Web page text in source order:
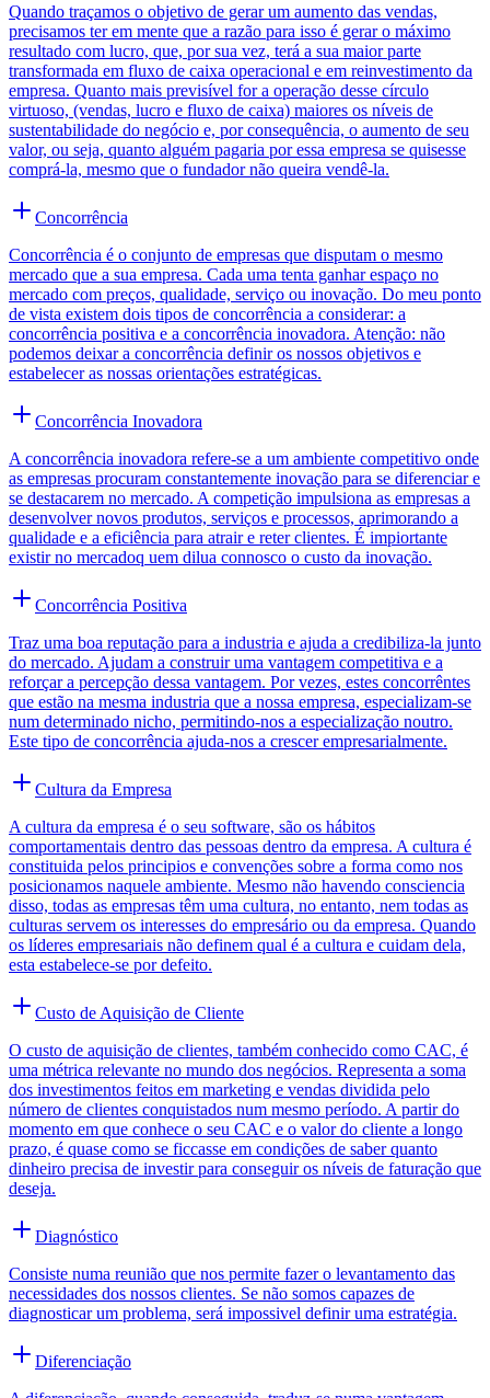
Quando traçamos o objetivo de gerar um aumento das vendas,
precisamos ter em mente que a razão para isso é gerar o máximo
resultado com lucro, que, por sua vez, terá a sua maior parte
transformada em fluxo de caixa operacional e em reinvestimento da
empresa. Quanto mais previsível for a operação desse círculo
virtuoso, (vendas, lucro e fluxo de caixa) maiores os níveis de
sustentabilidade do negócio e, por consequência, o aumento de seu
valor, ou seja, quanto alguém pagaria por essa empresa se quisesse
comprá-la, mesmo que o fundador não queira vendê-la.
Concorrência
Concorrência é o conjunto de empresas que disputam o mesmo
mercado que a sua empresa. Cada uma tenta ganhar espaço no
mercado com preços, qualidade, serviço ou inovação. Do meu ponto
de vista existem dois tipos de concorrência a considerar: a
concorrência positiva e a concorrência inovadora. Atenção: não
podemos deixar a concorrência definir os nossos objetivos e
estabelecer as nossas orientações estratégicas.
Concorrência Inovadora
A concorrência inovadora refere-se a um ambiente competitivo onde
as empresas procuram constantemente inovação para se diferenciar e
se destacarem no mercado. A competição impulsiona as empresas a
desenvolver novos produtos, serviços e processos, aprimorando a
qualidade e a eficiência para atrair e reter clientes. É impiortante
existir no mercadoq uem dilua connosco o custo da inovação.
Concorrência Positiva
Traz uma boa reputação para a industria e ajuda a credibiliza-la junto
do mercado. Ajudam a construir uma vantagem competitiva e a
reforçar a percepção dessa vantagem. Por vezes, estes concorrêntes
que estão na mesma industria que a nossa empresa, especializam-se
num determinado nicho, permitindo-nos a especialização noutro.
Este tipo de concorrência ajuda-nos a crescer empresarialmente.
Cultura da Empresa
A cultura da empresa é o seu software, são os hábitos
comportamentais dentro das pessoas dentro da empresa. A cultura é
constituida pelos principios e convenções sobre a forma como nos
posicionamos naquele ambiente. Mesmo não havendo consciencia
disso, todas as empresas têm uma cultura, no entanto, nem todas as
culturas servem os interesses do empresário ou da empresa. Quando
os líderes empresariais não definem qual é a cultura e cuidam dela,
esta estabelece-se por defeito.
Custo de Aquisição de Cliente
O custo de aquisição de clientes, também conhecido como CAC, é
uma métrica relevante no mundo dos negócios. Representa a soma
dos investimentos feitos em marketing e vendas dividida pelo
número de clientes conquistados num mesmo período. A partir do
momento em que conhece o seu CAC e o valor do cliente a longo
prazo, é quase como se ficcasse em condições de saber quanto
dinheiro precisa de investir para conseguir os níveis de faturação que
deseja.
Diagnóstico
Consiste numa reunião que nos permite fazer o levantamento das
necessidades dos nossos clientes. Se não somos capazes de
diagnosticar um problema, será impossivel definir uma estratégia.
Diferenciação